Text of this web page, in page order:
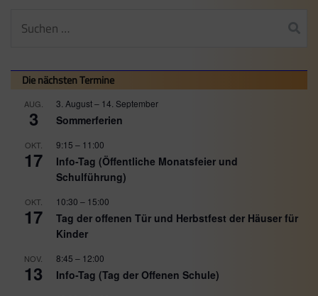
nach:
Die nächsten Termine
AUG.
3
3. August– 14. September
Sommerferien
OKT.
17
9:15 – 11:00
Info-Tag (Öffentliche Monatsfeier und
Schulführung)
OKT.
17
10:30 – 15:00
Tag der offenen Tür und Herbstfest der Häuser für
Kinder
NOV.
13
8:45 – 12:00
Info-Tag (Tag der Offenen Schule)